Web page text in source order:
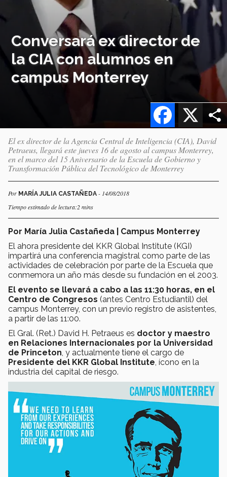
Conversará ex director de
la CIA con alumnos en
campus Monterrey
X
Facebook
El ex director de la Agencia Central de Inteligencia (CIA), David
Petraeus, llegará este jueves 16 de agosto al campus Monterrey,
en el marco del 15 Aniversario de la Escuela de Gobierno y
Transformación Pública del Tecnológico de Monterrey
Por MARÍA JULIA CASTAÑEDA - 14/08/2018
Tiempo estimado de lectura:2 mins
Por María Julia Castañeda | Campus Monterrey
El ahora presidente del KKR Global Institute (KGI)
impartirá una conferencia magistral como parte de las
actividades de celebración por parte de la Escuela que
conmemora un año más desde su fundación en el 2003.
El evento se llevará a cabo a las 11:30 horas, en el
Centro de Congresos (antes Centro Estudiantil) del
campus Monterrey, con un previo registro de asistentes,
a partir de las 11:00.
El Gral. (Ret.) David H. Petraeus es doctor y maestro
en Relaciones Internacionales por la Universidad
de Princeton , y actualmente tiene el cargo de
Presidente del KKR Global Institute , ícono en la
industria del capital de riesgo.